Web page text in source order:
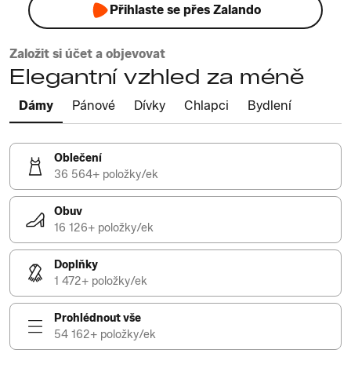
Přihlaste se přes Zalando
Založit si účet a objevovat
Elegantní vzhled za méně
Dámy Pánové Dívky Chlapci Bydlení
Oblečení
36 564+ položky/ek
Obuv
16 126+ položky/ek
Doplňky
1 472+ položky/ek
Prohlédnout vše
54 162+ položky/ek